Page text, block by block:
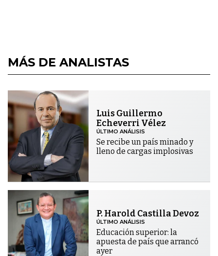
MÁS DE ANALISTAS
Luis Guillermo
Echeverri Vélez
ÚLTIMO ANÁLISIS
Se recibe un país minado y
lleno de cargas implosivas
P. Harold Castilla Devoz
ÚLTIMO ANÁLISIS
Educación superior: la
apuesta de país que arrancó
ayer